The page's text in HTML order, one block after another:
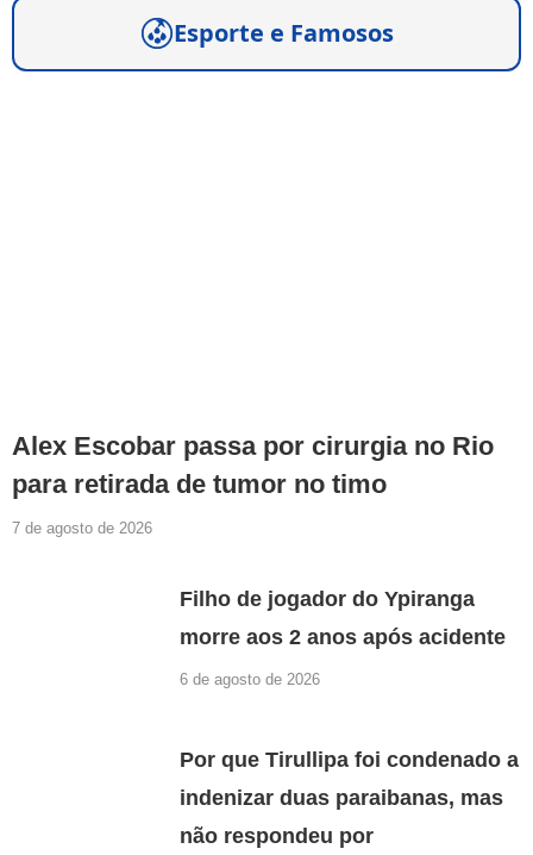
Esporte e Famosos
Alex Escobar passa por cirurgia no Rio
para retirada de tumor no timo
7 de agosto de 2026
Filho de jogador do Ypiranga
morre aos 2 anos após acidente
6 de agosto de 2026
Por que Tirullipa foi condenado a
indenizar duas paraibanas, mas
não respondeu por